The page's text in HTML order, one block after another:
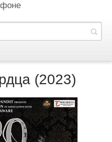
(2023)